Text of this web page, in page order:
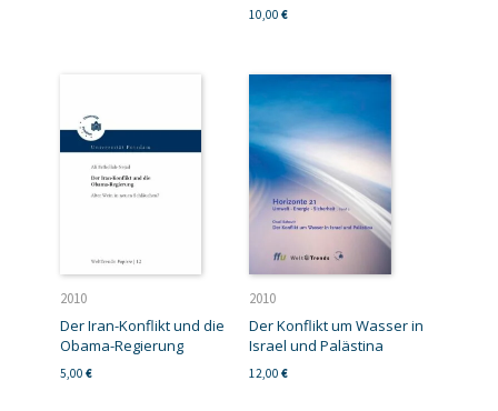
10,00 €
2010
Der Iran-Konflikt und die
Obama-Regierung
5,00 €
2010
Der Konflikt um Wasser in
Israel und Palästina
12,00 €